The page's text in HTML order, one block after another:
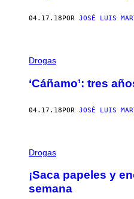
04.17.18 POR JOSÉ LUIS
Drogas
‘Cáñamo’: tres
04.17.18POR JOSÉ LUIS
Drogas
¡Saca papeles y
semana